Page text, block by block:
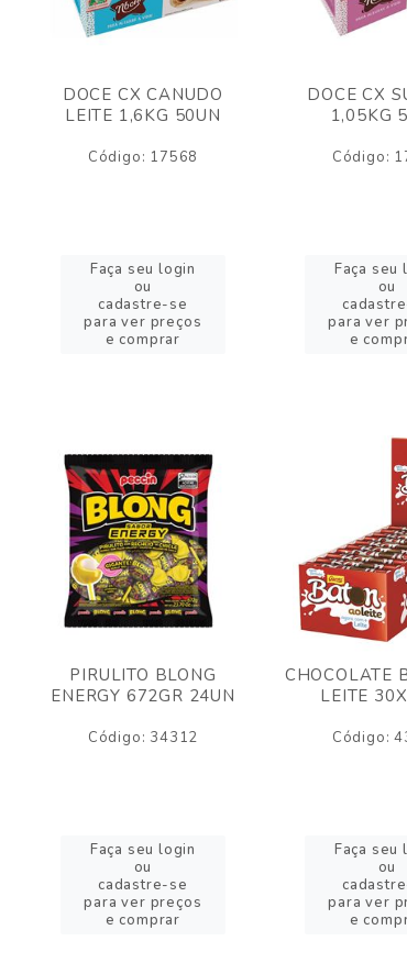
DOCE CX CANUDO
LEITE 1,6KG 50UN
Código: 17568
Faça seu login
ou
cadastre-se
para ver preços
e comprar
DOCE CX
1,05KG
Código:
Faça seu
ou
para ver
e
PIRULITO BLONG
ENERGY 672GR 24UN
Código: 34312
Faça seu login
ou
cadastre-se
para ver preços
e comprar
CHOCOLATE
LEITE
Código:
Faça seu
ou
para ver
e